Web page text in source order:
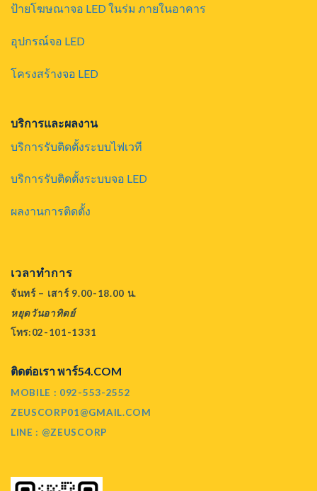
ป้ายโฆษณาจอ LED ในร่ม ภายในอาคาร
อุปกรณ์จอ LED
โครงสร้างจอ LED
บริการและผลงาน
บริการรับติดตั้งระบบไฟเวที
บริการรับติดตั้งระบบจอ LED
ผลงานการติดตั้ง
เวลาทำการ
จันทร์ – เสาร์ 9.00-18.00 น.
หยุดวันอาทิตย์
โทร:02-101-1331
ติดต่อเรา พาร์54.COM
MOBILE : 092-553-2552
ZEUSCORP01@GMAIL.COM
LINE : @ZEUSCORP